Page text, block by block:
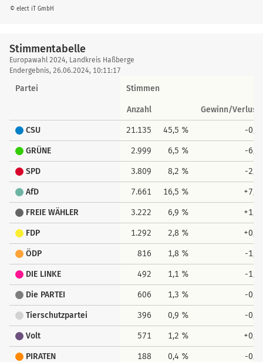
© elect iT GmbH
Stimmentabelle
Stimmentabelle
Europawahl 2024, Landkreis Haßberge
Endergebnis, 26.06.2024, 10:11:17
Partei Stimmen
Anzahl Gewinn/Verlust
CSU 21.135 45,5 % -0,4
GRÜNE 2.999 6,5 % -6,4
SPD 3.809 8,2 % -2,0
AfD 7.661 16,5 % +7,1
FREIE WÄHLER 3.222 6,9 % +1,0
FDP 1.292 2,8 % +0,0
ÖDP 816 1,8 % -1,2
DIE LINKE 492 1,1 % -1,3
Die PARTEI 606 1,3 % -0,4
Tierschutzpartei 396 0,9 % -0,3
Volt 571 1,2 % +0,9
PIRATEN 188 0,4 % -0,1